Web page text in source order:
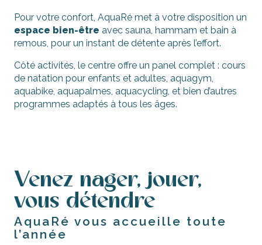
Pour votre confort, AquaRé met à votre disposition un
espace bien-être avec sauna, hammam et bain à
remous, pour un instant de détente après l’effort.
Côté activités, le centre offre un panel complet : cours
de natation pour enfants et adultes, aquagym,
aquabike, aquapalmes, aquacycling, et bien d’autres
programmes adaptés à tous les âges.
Venez nager, jouer,
vous détendre
AquaRé vous accueille toute
l’année